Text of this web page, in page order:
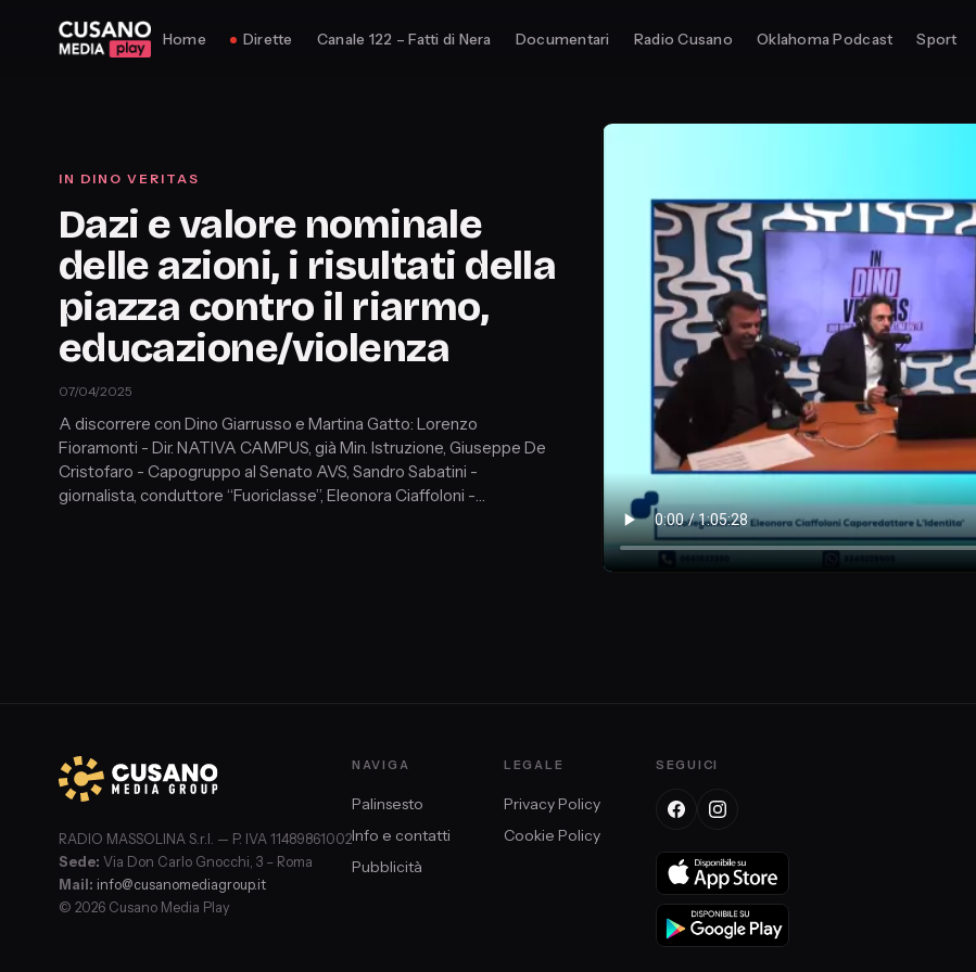
Home Dirette Canale 122 – Fatti di Nera Documentari Radio Cusano Oklahoma Podcast Sport
IN DINO VERITAS
Dazi e valore nominale
delle azioni, i risultati della
piazza contro il riarmo,
educazione/violenza
07/04/2025
A discorrere con Dino Giarrusso e Martina Gatto: Lorenzo
Fioramonti - Dir. NATIVA CAMPUS, già Min. Istruzione, Giuseppe De
Cristofaro - Capogruppo al Senato AVS, Sandro Sabatini -
giornalista, conduttore “Fuoriclasse”, Eleonora Ciaffoloni -
RADIO MASSOLINA S.r.l. — P. IVA 11489861002
Sede: Via Don Carlo Gnocchi, 3 – Roma
Mail: info@cusanomediagroup.it
© 2026 Cusano Media Play
NAVIGA
Palinsesto
Info e contatti
Pubblicità
LEGALE
Privacy Policy
Cookie Policy
SEGUICI